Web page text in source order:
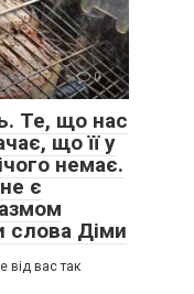
0
Те, що нас
що її у
немає.
є
слова Діми
від вас так